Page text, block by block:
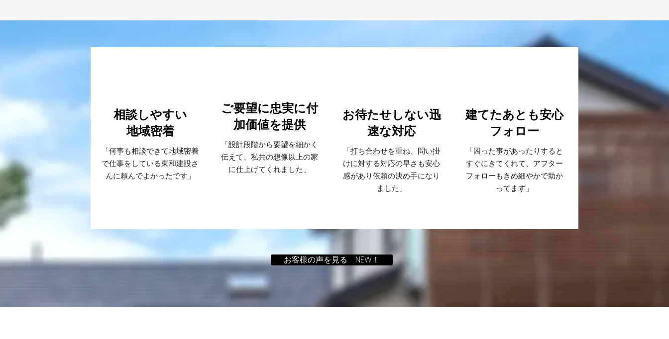
相談しやすい
​地域密着
「何事も相談できて地域密着
で仕事をしている東和建設さ
んに頼んでよかったです」
ご要望に忠実に付
加価値を提供
「設計段階から要望を細かく
伝えて、私共の想像以上の家
に仕上げてくれました」
お待たせしない​迅
速な対応
「打ち合わせを重ね、問い掛
けに対する対応の早さも安心
感があり依頼の決め手になり
ました」
建てたあとも​安心
フォロー
「困った事があったりすると
すぐにきてくれて、アフター
フォローもきめ細やかで助か
ってます」
お客様の声を見る NEW！